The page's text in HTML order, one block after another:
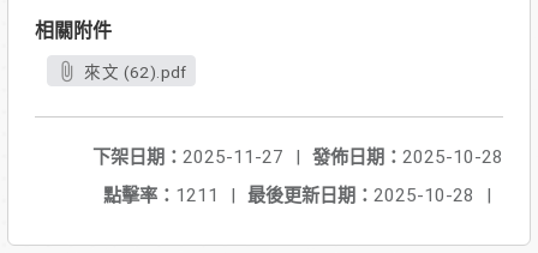
相關附件
來文 (62).pdf
發佈日期： 2025-10-28
下架日期： 2025-11-27
|
最後更新日期： 2025-10-28 |
點擊率： 1211 |